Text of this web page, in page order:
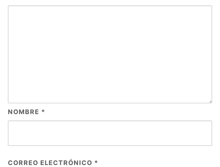
NOMBRE *
CORREO ELECTRÓNICO *